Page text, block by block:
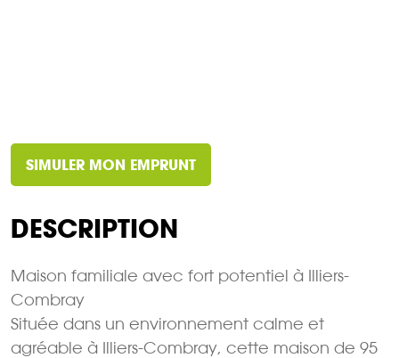
SIMULER MON EMPRUNT
DESCRIPTION
Maison familiale avec fort potentiel à Illiers-
Combray
Située dans un environnement calme et
agréable à Illiers-Combray, cette maison de 95